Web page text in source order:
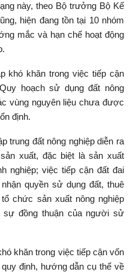
này, theo Bộ trưởng Bộ Kế
hiện đang tồn tại 10 nhóm
mắc và hạn chế hoạt động
khó khăn trong việc tiếp cận
hoạch sử dụng đất nông
vùng nguyên liệu chưa được
định.
trung đất nông nghiệp diễn ra
xuất, đặc biệt là sản xuất
nghiệp; việc tiếp cận đất đai
quyền sử dụng đất, thuê
chức sản xuất nông nghiệp
đồng thuận của người sử
khăn trong việc tiếp cận vốn
định, hướng dẫn cụ thể về